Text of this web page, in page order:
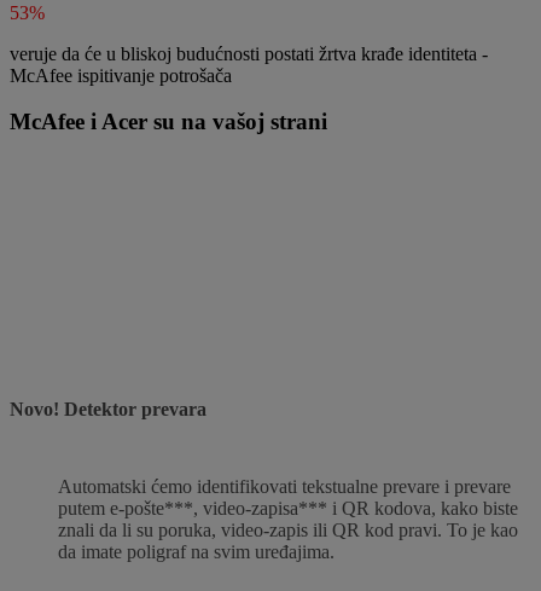
53%
veruje da će u bliskoj budućnosti postati žrtva krađe identiteta -
McAfee ispitivanje potrošača
McAfee i Acer su na vašoj strani
Novo! Detektor prevara
Automatski ćemo identifikovati tekstualne prevare i prevare
putem e-pošte***, video-zapisa*** i QR kodova, kako biste
znali da li su poruka, video-zapis ili QR kod pravi. To je kao
da imate poligraf na svim uređajima.